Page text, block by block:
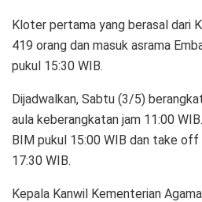
Kloter pertama yang berasal dari
419 orang dan masuk asrama
pukul 15:30 WIB.
Dijadwalkan, Sabtu (3/5)
aula keberangkatan jam 11:00
BIM pukul 15:00 WIB dan take off
17:30 WIB.
Kepala Kanwil Kementerian